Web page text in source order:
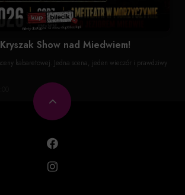
Show nad Miedwiem!
kabaretowej. Jedna scena, jeden wieczór i prawdziwy